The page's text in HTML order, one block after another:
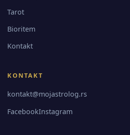
Tarot
Bioritem
Kontakt
KONTAKT
kontakt@mojastrolog.rs
FacebookInstagram